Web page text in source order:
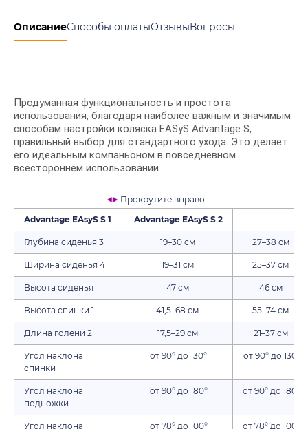
ОписаниеСпособы оплатыОтзывыВопросы
Продуманная функциональность и простота
использования, благодаря наиболее важным и значимым
способам настройки коляска EASyS Advantage S,
правильный выбор для стандартного ухода. Это делает
его идеальным компаньоном в повседневном
всестороннем использовании.
Прокрутите вправо
Advantage EAsyS S 1
Advantage EAsyS S 2
Глубина сиденья 3 19–30 см 27–38 см
Ширина сиденья 4 19–31 см 25–37 см
Высота сиденья 47 см 46 см
Высота спинки 1 41,5–68 см 55–74 см
Длина голени 2 17,5–29 см 21–37 см
Угол наклона
спинки
от 90° до 130° от 90° до 130°
Угол наклона
подножки
от 90° до 180° от 90° до 180°
Угол наклона от 78° до 100° от 78° до 100°